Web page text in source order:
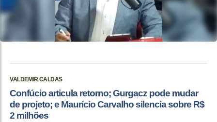
VALDEMIR CALDAS
Confúcio articula retorno; Gurgacz pode mudar
de projeto; e Maurício Carvalho silencia sobre R$
2 milhões